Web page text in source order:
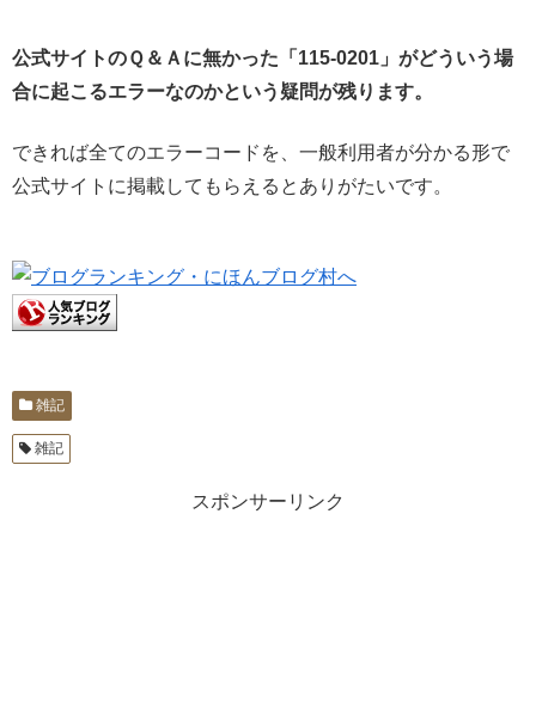
公式サイトのＱ＆Ａに無かった「115-0201」がどういう場
合に起こるエラーなのかという疑問が残ります。
できれば全てのエラーコードを、一般利用者が分かる形で
公式サイトに掲載してもらえるとありがたいです。
雑記
雑記
スポンサーリンク